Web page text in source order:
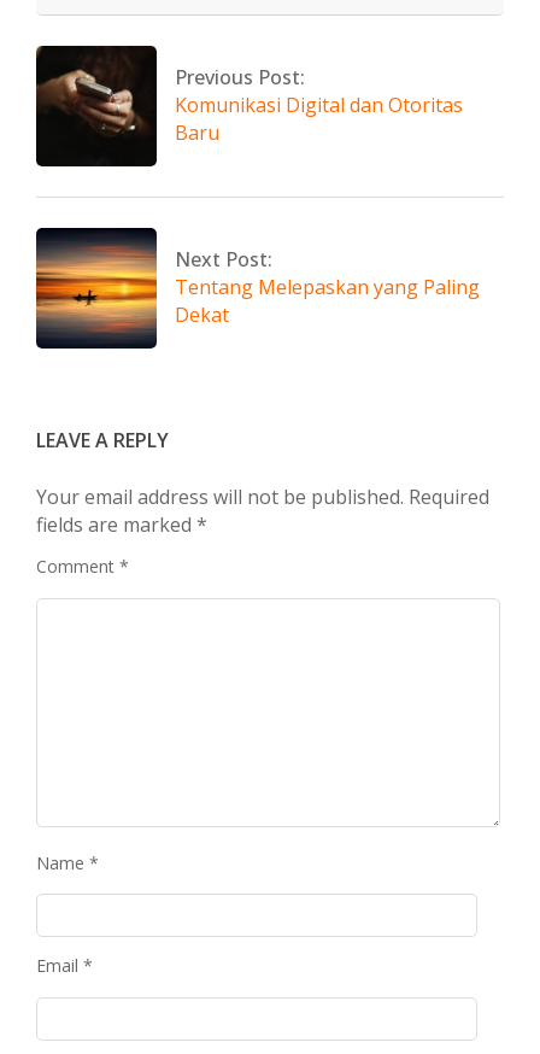
2026-
Previous Post:
Komunikasi Digital dan Otoritas
Baru
Next Post:
Tentang Melepaskan yang Paling
Dekat
LEAVE A REPLY
Your email address will not be published. Required
fields are marked *
Comment *
Name *
Email *